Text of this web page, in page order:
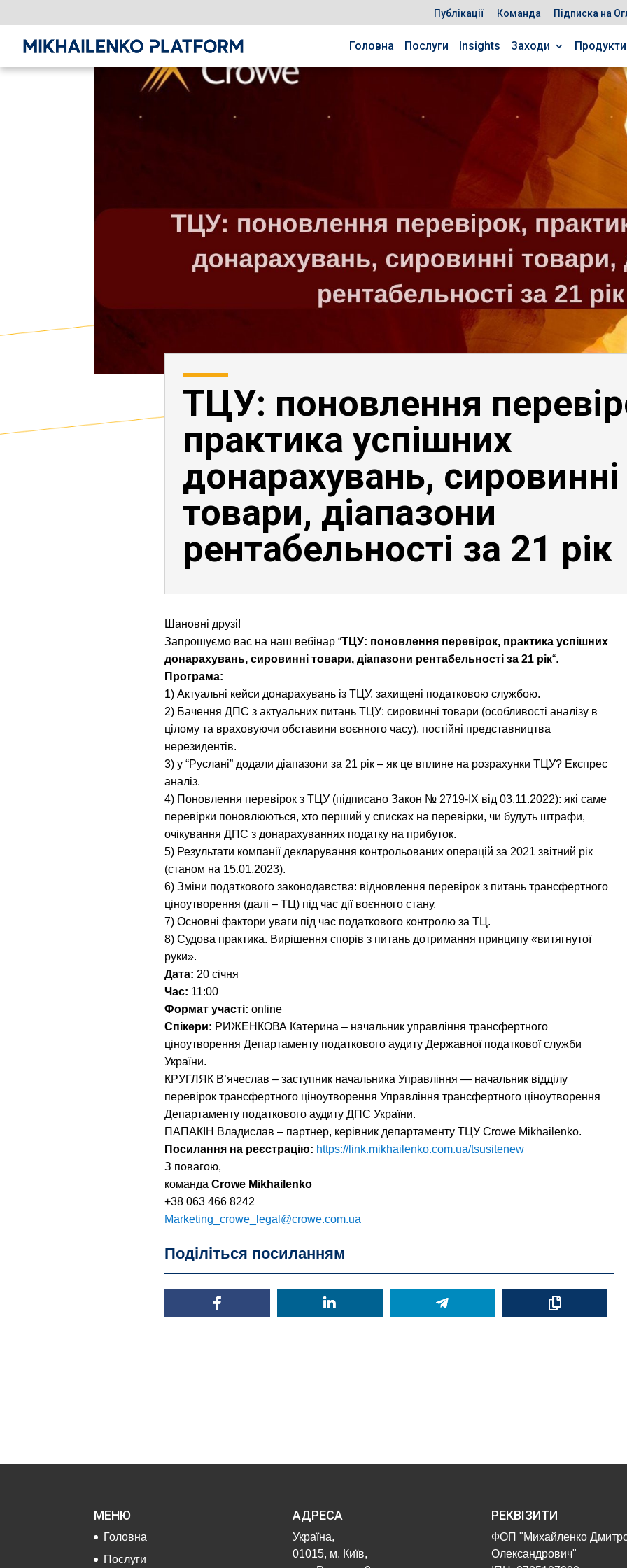
Публікації Команда Підписка на
Головна Послуги Insights Заходи Продукти
ТЦУ: поновлення
практика успішних
донарахувань, сировинні
товари, діапазони
рентабельності за 21 рік
Шановні друзі!
Запрошуємо вас на наш вебінар “ТЦУ: поновлення перевірок, практика успішних
донарахувань, сировинні товари, діапазони рентабельності за 21 рік“.
Програма:
1) Актуальні кейси донарахувань із ТЦУ, захищені податковою службою.
2) Бачення ДПС з актуальних питань ТЦУ: сировинні товари (особливості аналізу в
цілому та враховуючи обставини воєнного часу), постійні представництва
нерезидентів.
3) у “Руслані” додали діапазони за 21 рік – як це вплине на розрахунки ТЦУ? Експрес
аналіз.
4) Поновлення перевірок з ТЦУ (підписано Закон № 2719-IX від 03.11.2022): які саме
перевірки поновлюються, хто перший у списках на перевірки, чи будуть штрафи,
очікування ДПС з донарахуваннях податку на прибуток.
5) Результати компанії декларування контрольованих операцій за 2021 звітний рік
(станом на 15.01.2023).
6) Зміни податкового законодавства: відновлення перевірок з питань трансфертного
ціноутворення (далі – ТЦ) під час дії воєнного стану.
7) Основні фактори уваги під час податкового контролю за ТЦ.
8) Судова практика. Вирішення спорів з питань дотримання принципу «витягнутої
руки».
Дата: 20 січня
Час: 11:00
Формат участі: onlinе
Спікери: РИЖЕНКОВА Катерина – начальник управління трансфертного
ціноутворення Департаменту податкового аудиту Державної податкової служби
України.
КРУГЛЯК В’ячеслав – заступник начальника Управління — начальник відділу
перевірок трансфертного ціноутворення Управління трансфертного ціноутворення
Департаменту податкового аудиту ДПС України.
ПАПАКІН Владислав – партнер, керівник департаменту ТЦУ Crowe Mikhailenko.
Посилання на реєстрацію: https://link.mikhailenko.com.ua/tsusitenew
З повагою,
командаCrowe Mikhailenko
+38 063 466 8242
Marketing_crowe_legal@crowe.com.ua
Поділіться посиланням
МЕНЮ
Головна
Послуги
АДРЕСА
Україна,
01015, м. Київ,
РЕКВІЗИТИ
ФОП "Михайленко
Олександрович"